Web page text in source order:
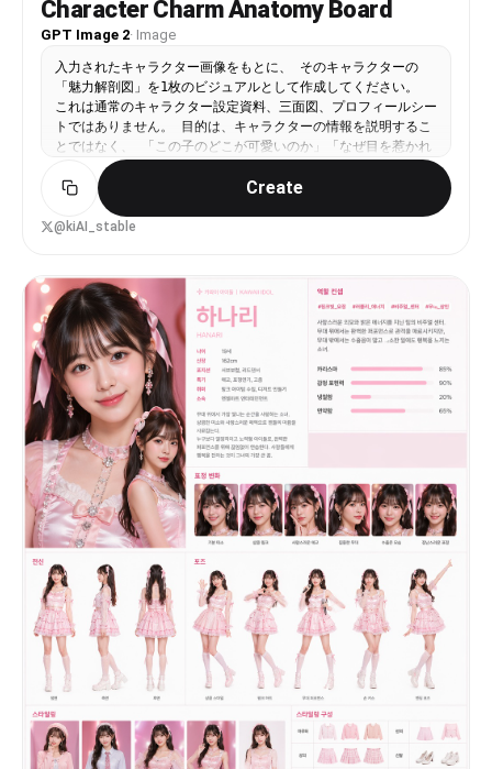
Character Charm Anatomy Board
GPT Image 2· Image
入力されたキャラクター画像をもとに、 そのキャラクターの
「魅力解剖図」を1枚のビジュアルとして作成してください。
これは通常のキャラクター設定資料、三面図、プロフィールシー
トではありません。 目的は、キャラクターの情報を説明するこ
とではなく、 「この子のどこが可愛いのか」「なぜ目を惹かれ
るのか」「どの部分に好きになる理由があるのか」を、 デザイ
ン的・感情的に分解して見せることです。 入力画像からキャラ
クターの以下の魅力要素を丁寧に読み取ってください。 ・目の
形、瞳の色、目線の印象 ・髪の流れ、前髪、毛先、シルエット
ン、フリル、装飾、小物 ・首元、肩、袖、スカート、靴などの
見せ場 ・そのキャラクターが一番かわいく見える角度 ・全体
から感じる性格、雰囲気、守りたくなるポイント、惹かれる理由
中央にはキャラクターを大きく配置してください。 キャラクタ
ーはただ立たせるのではなく、 その子の魅力が最も伝わる角
度、ポーズ、表情で描いてください。 正面すぎる証明写真のよ
うな構図は禁止。 少し振り向く、手を口元に添える、袖をつま
む、髪を軽く押さえる、視線を少し外すなど、 “好きになる瞬
間”を切り取ったような自然で魅力的なポーズにしてください。
周囲には、キャラクターの魅力ポイントを分解した小さなクロー
ズアップパネルを配置してください。 ただし機械的な設定資料
のように並べるのではなく、 雑誌の特集ページ、デザイン解剖
図、ファンが作った愛のある分析ボードのように、 美しく、可
愛く、少し偏愛を感じるレイアウトにしてください。 配置する
パネル例： ・瞳のアップ：この子らしさが宿る目元 ・髪の流
れ：シルエットを決める毛束 ・手元：仕草に出る性格 ・表情
差分：微笑み、照れ、少し不機嫌、無防備な顔 ・衣装の推しポ
イント：リボン、袖、襟、装飾、素材感 ・一番かわいい角度：
顔の向き、視線、首の傾き ・小物やモチーフ：その子の世界観
を象徴する要素 各パネルは、キャラクターの魅力を強調するた
めの拡大カットとして描いてください。 パーツだけを無機質に
切り抜くのではなく、 「ここが好き」と思わせるような温度感
のある見せ方にしてください。 画面内には短い注釈風のラベル
を入れてもよいですが、 長文説明ではなく、短い見出しや記号
的なデザインにしてください。 例： “eyes” “hair flow”
Create
@kiAI_stable